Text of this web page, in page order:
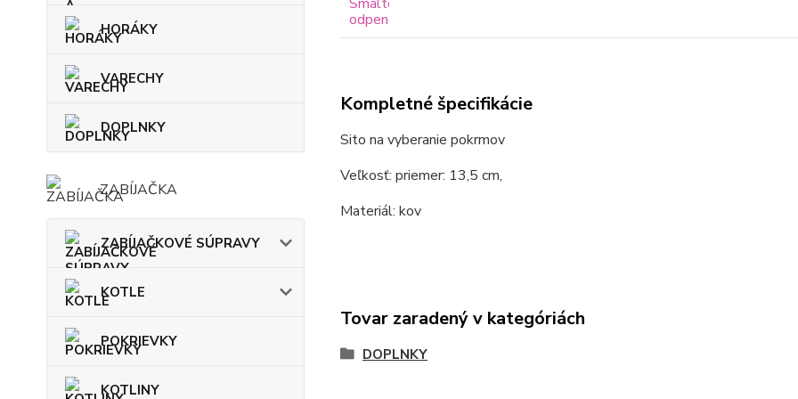
HORÁKY
VARECHY
DOPLNKY
ZABÍJAČKA
ZABÍJAČKOVÉ SÚPRAVY
KOTLE
POKRIEVKY
KOTLINY
Kompletné špecifikácie
Sito na vyberanie pokrmov
Veľkosť: priemer: 13,5 cm,
Materiál: kov
Tovar zaradený v kategóriách
DOPLNKY